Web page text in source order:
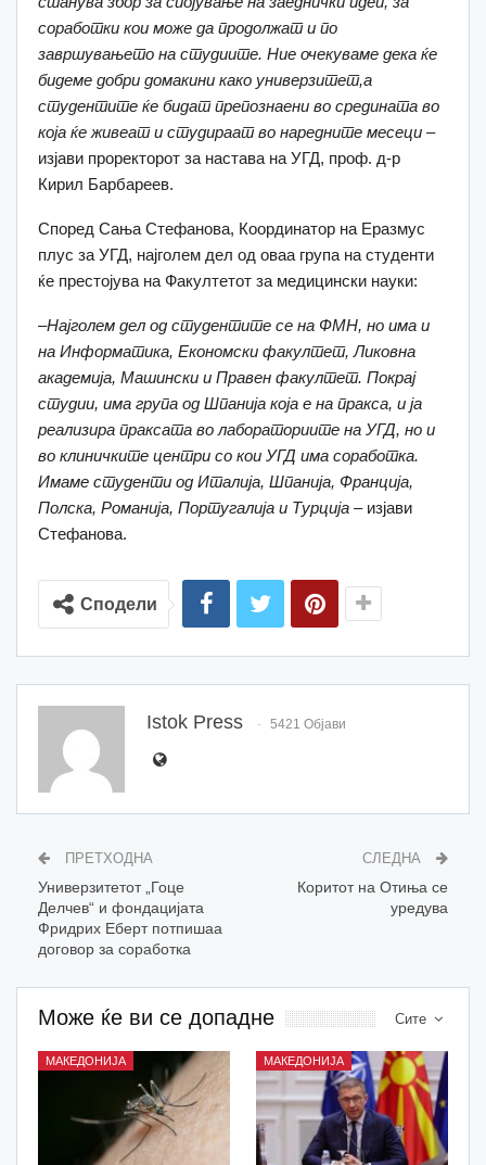
соработки кои може да продолжат и по
завршувањето на студиите. Ние очекуваме дека ќе
бидеме добри домакини како универзитет,а
студентите ќе бидат препознаени во средината во
која ќе живеат и студираат во наредните месеци –
изјави проректорот за настава на УГД, проф. д-р
Кирил Барбареев.
Според Сања Стефанова, Координатор на Еразмус
плус за УГД, најголем дел од оваа група на студенти
ќе престојува на Факултетот за медицински науки:
–Најголем дел од студентите се на ФМН, но има и
на Информатика, Економски факултет, Ликовна
академија, Машински и Правен факултет. Покрај
студии, има група од Шпанија која е на пракса, и ја
реализира праксата во лабораториите на УГД, но и
во клиничките центри со кои УГД има соработка.
Имаме студенти од Италија, Шпанија, Франција,
Полска, Романија, Португалија и Турција – изјави
Стефанова.
Сподели
Istok Press 5421 Објави
ПРЕТХОДНА
Универзитетот „Гоце
Делчев“ и фондацијата
Фридрих Еберт потпишаа
договор за соработка
СЛЕДНА
Коритот на Отиња се
уредува
Сите
Може ќе ви се допадне
МАКЕДОНИЈА МАКЕДОНИЈА